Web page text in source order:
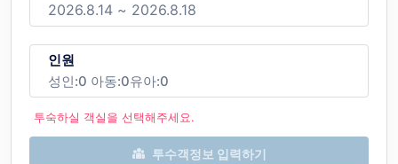
인원
성인:0 아동:0유아:0
투숙하실 객실을 선택해주세요.
투수객정보 입력하기